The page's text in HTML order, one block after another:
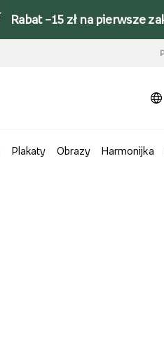
Rabat –15 zł na pierwsze
Plakaty Obrazy Harmonijka